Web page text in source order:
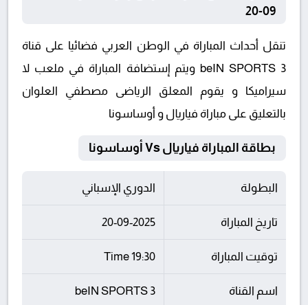
09-20
تنقل أحداث المباراة في الوطن العربي فضائيا على قناة
beIN SPORTS 3 ويتم إستضافة المباراة في ملعب لا
سيراميكا و يقوم المعلق الرياضى مصطفي العلوان
بالتعليق على مباراة فياريال و أوساسونا
بطاقة المباراة فياريال Vs أوساسونا
البطولة الدوري الإسباني
تاريخ المباراة 20-09-2025
توقيت المباراة 19:30 Time
اسم القناة beIN SPORTS 3